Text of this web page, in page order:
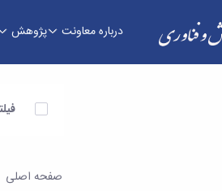
درباره معاونت پژوهش
پژوهش و فناوری
آیتم ها
صفحه اصلی